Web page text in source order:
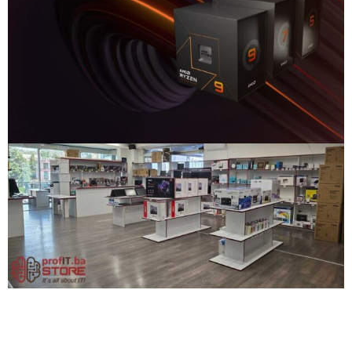
Snaga radnih stanica nikada nije bila povoljnija
Nova Ryzen 7000 serija
Naruči